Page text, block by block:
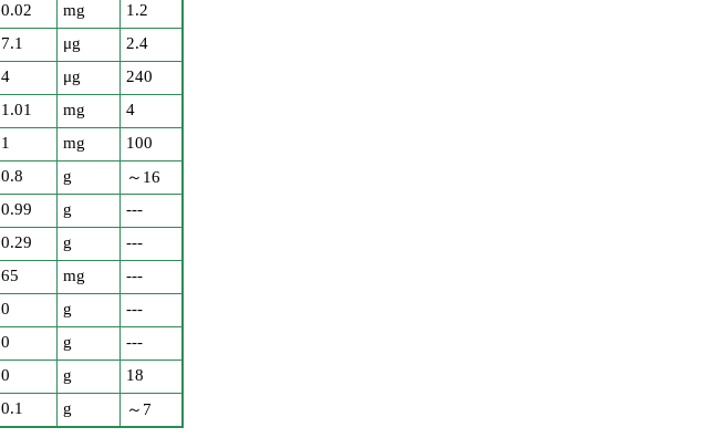
0.02 mg
1.2
7.1 μg
2.4
4 μg
240
1.01 mg
4
1 mg
100
0.8 g
～16
0.99 g
---
0.29 g
---
65 mg
---
0 g
---
0 g
---
0 g
18
0.1 g ～7